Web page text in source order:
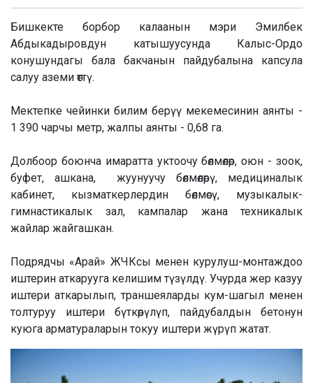
Бишкекте борбор калаанын мэри Эмилбек
Абдыкадыровдун катышуусунда Калыс-Ордо
конушундагы бала бакчанын пайдубалына капсула
салуу аземи өттү.
Мектепке чейинки билим берүү мекемесинин аянты -
1 390 чарчы метр, жалпы аянты - 0,68 га.
Долбоор боюнча имаратта уктоочу бөлмөлөр, оюн - зоок,
буфет, ашкана, жуунуучу бөлмөлөрү, медициналык
кабинет, кызматкерлердин бөлмөсү, музыкалык-
гимнастикалык зал, кампалар жана техникалык
жайлар жайгашкан.
Подрядчы «Арай» ЖЧКсы менен курулуш-монтаждоо
иштерин аткарууга келишим түзүлдү. Учурда жер казуу
иштери аткарылып, траншеяларды кум-шагыл менен
толтуруу иштери бүткөрүлүп, пайдубалдын бетонун
куюга арматураларын токуу иштери жүрүп жатат.